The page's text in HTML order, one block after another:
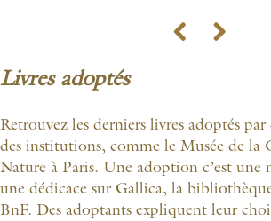
Livres adoptés
Retrouvez les derniers livres adoptés
des institutions, comme le Musée de la
Nature à Paris. Une adoption c’est une
une dédicace sur Gallica, la
BnF. Des adoptants expliquent leur